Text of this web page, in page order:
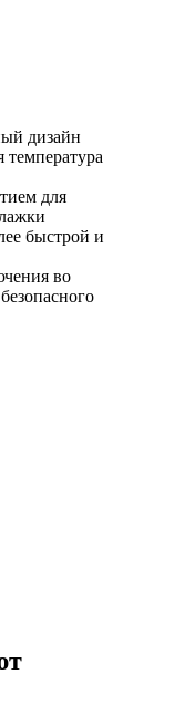
дизайн
температура
для
быстрой и
во